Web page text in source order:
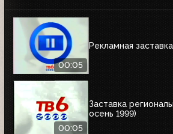
00:05
Рекламная
00:05
Заставка
осень 1999)